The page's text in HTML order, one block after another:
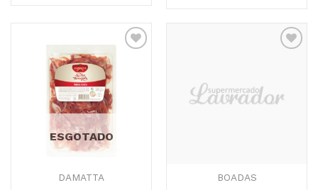
Adicionar
Favoritos
ESGOTADO
DAMATTA
Favoritos
BOADAS